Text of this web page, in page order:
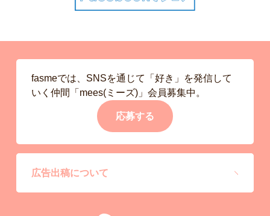
fasmeでは、SNSを通じて「好き」を発信して
いく仲間「mees(ミーズ)」会員募集中。
応募する
広告出稿について